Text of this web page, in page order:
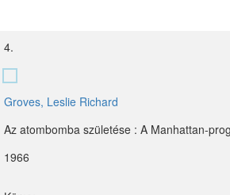
4.
Groves, Leslie Richard
Az atombomba születése : A Manhattan-
1966